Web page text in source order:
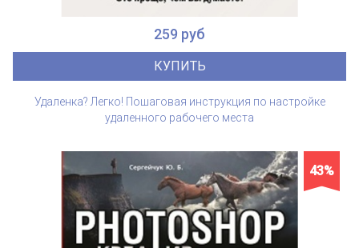
259 руб
КУПИТЬ
Удаленка? Легко! Пошаговая инструкция по настройке
удаленного рабочего места
43%